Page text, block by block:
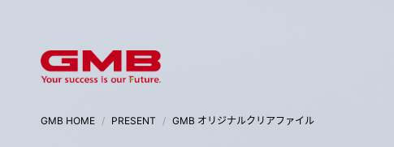
GMB HOME PRESENT GMB オリジナルクリアファイル